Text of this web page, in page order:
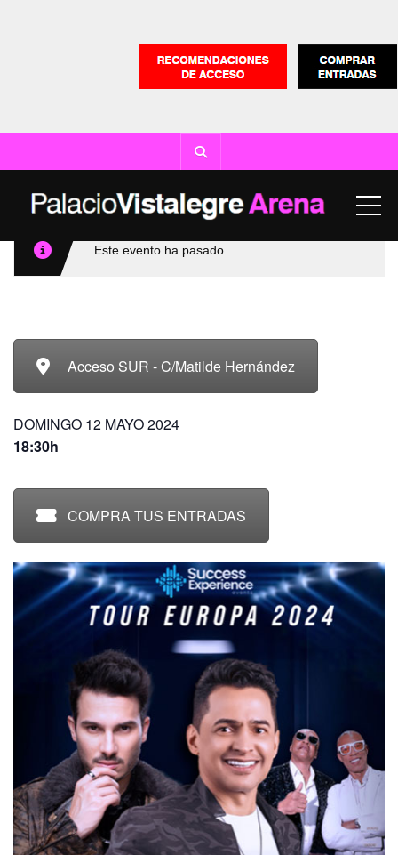
Este evento ha pasado.
Acceso SUR - C/Matilde Hernández
DOMINGO 12 MAYO 2024
18:30h
COMPRA TUS ENTRADAS